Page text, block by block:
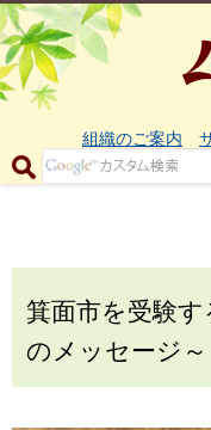
組織のご案内
箕面市を受験
のメッセージ～